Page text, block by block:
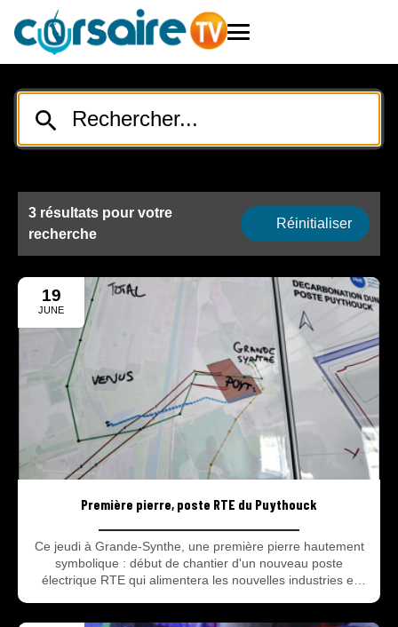
3 résultats pour votre
recherche
Réinitialiser
19
JUNE
Première pierre, poste RTE du Puythouck
Ce jeudi à Grande-Synthe, une première pierre hautement
symbolique : début de chantier d'un nouveau poste
électrique RTE qui alimentera les nouvelles industries et